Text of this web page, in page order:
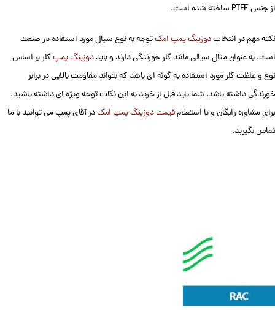
از جنس PTFE ساخته شده است.
نکته مهم در انتخابدوزینگ پمپ امکتوجه به نوع سیال مورد استفاده در صنعت
است. به عنوان مثال سیالی مانند کلر خورندگی دارند و بایددوزینگ پمپکلر بر اساس
نوع و غلظت کلر مورد استفاده به گونه ای باشد که بتواند مقاومت بالایی در برابر
خورندگی داشته باشد. شما باید قبل از خرید به این نکات توجه ویژه ای داشته باشید.
برای مشاوره رایگان و یا استعلامقیمت دوزینگ پمپ امکدر آقای پمپ می توانید با ما
تماس بگیرید.